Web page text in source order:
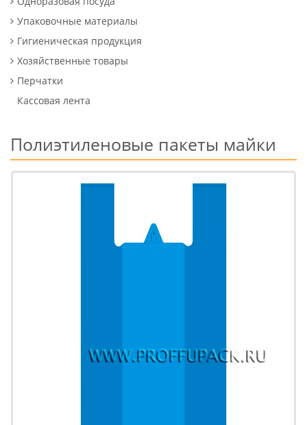
Упаковочные материалы
Гигиеническая продукция
Хозяйственные товары
Перчатки
Кассовая лента
Полиэтиленовые пакеты майки